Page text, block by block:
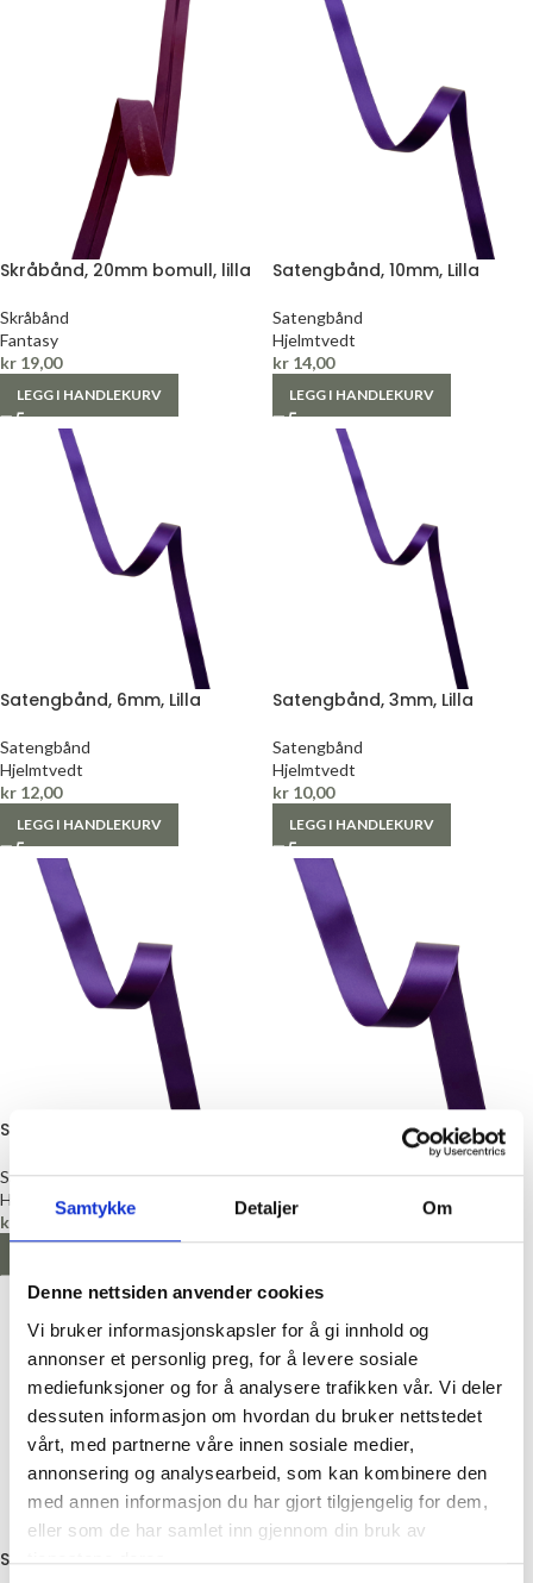
Samtykke Detaljer Om
Denne nettsiden anvender cookies
Vi bruker informasjonskapsler for å gi innhold og
annonser et personlig preg, for å levere sosiale
mediefunksjoner og for å analysere trafikken vår. Vi deler
dessuten informasjon om hvordan du bruker nettstedet
vårt, med partnerne våre innen sosiale medier,
annonsering og analysearbeid, som kan kombinere den
med annen informasjon du har gjort tilgjengelig for dem,
eller som de har samlet inn gjennom din bruk av
tjenestene deres.
Skråbånd, 20mm bomull, lilla
Skråbånd
Fantasy
kr 19,00
LEGG I HANDLEKURV
Satengbånd, 10mm, Lilla
Satengbånd
Hjelmtvedt
kr 14,00
LEGG I HANDLEKURV
Satengbånd, 6mm, Lilla
Satengbånd
Hjelmtvedt
kr 12,00
LEGG I HANDLEKURV
Satengbånd, 3mm, Lilla
Satengbånd
Hjelmtvedt
kr 10,00
LEGG I HANDLEKURV
Satengbånd, 16mm, Lilla
Satengbånd
Hjelmtvedt
kr
20,00
Satengbånd, 25mm, Lilla
Satengbånd
Hjelmtvedt
kr26,00
Satengbånd, 16mm, Vinrød Satengbånd, 6mm, Lys Lilla